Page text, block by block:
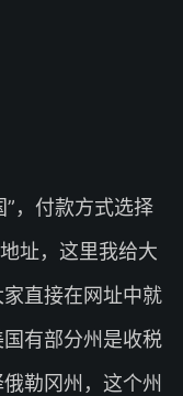
，付款方式选择
址，这里我给大
直接在网址中就
有部分州是收税
勒冈州，这个州